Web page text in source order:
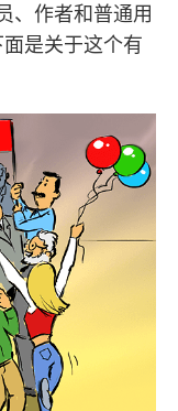
、作者和普通用
是关于这个有